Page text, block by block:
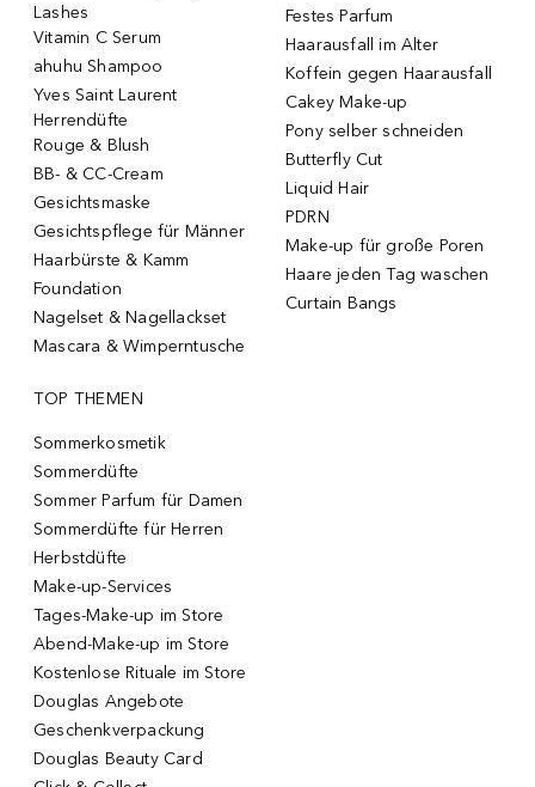
Lashes
Vitamin C Serum
ahuhu Shampoo
Yves Saint Laurent
Herrendüfte
Rouge & Blush
BB- & CC-Cream
Gesichtsmaske
Gesichtspflege für Männer
Haarbürste & Kamm
Foundation
Nagelset & Nagellackset
Mascara & Wimperntusche
Festes Parfum
Haarausfall im Alter
Koffein gegen Haarausfall
Cakey Make-up
Pony selber schneiden
Butterfly Cut
Liquid Hair
PDRN
Make-up für große Poren
Haare jeden Tag waschen
Curtain Bangs
TOP THEMEN
Sommerkosmetik
Sommerdüfte
Sommer Parfum für Damen
Sommerdüfte für Herren
Herbstdüfte
Make-up-Services
Tages-Make-up im Store
Abend-Make-up im Store
Kostenlose Rituale im Store
Douglas Angebote
Geschenkverpackung
Douglas Beauty Card